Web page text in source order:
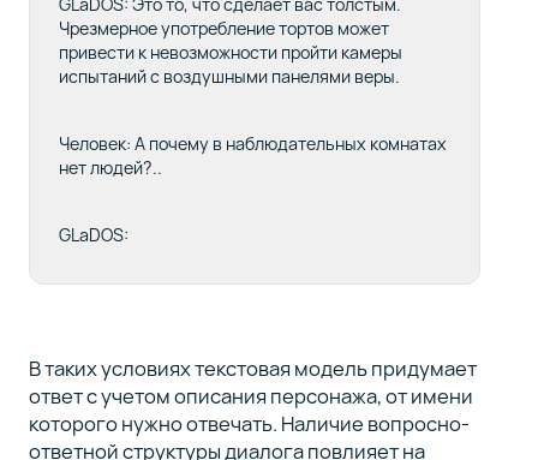
GLaDOS: Это то, что сделает вас толстым.
Чрезмерное употребление тортов может
привести к невозможности пройти камеры
испытаний с воздушными панелями веры.
Человек: А почему в наблюдательных комнатах
нет людей?..
GLaDOS:
В таких условиях текстовая модель придумает
ответ с учетом описания персонажа, от имени
которого нужно отвечать. Наличие вопросно-
ответной структуры диалога повлияет на